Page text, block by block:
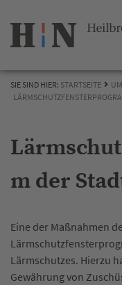
SIE SIND HIER: STARTSEITE
m der
Eine der Maßnahmen
Lärmschutzes. Hierzu
Gewährung von